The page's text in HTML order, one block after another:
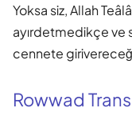
Yoksa siz, Allah
ayırdetmedikçe ve
cennete
Rowwad